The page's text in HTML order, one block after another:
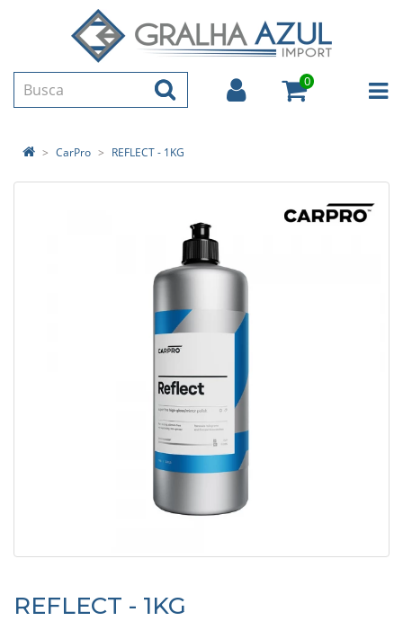
0
CarPro REFLECT - 1KG
REFLECT - 1KG